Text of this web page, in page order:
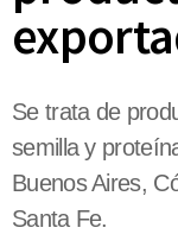
Se trata de
semilla y
Buenos Aires,
Santa Fe.